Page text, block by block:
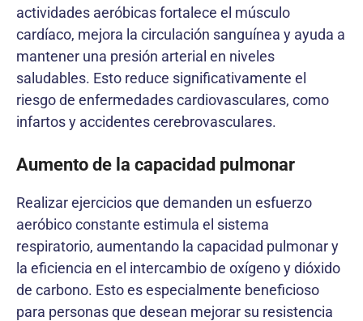
actividades aeróbicas fortalece el músculo
cardíaco, mejora la circulación sanguínea y ayuda a
mantener una presión arterial en niveles
saludables. Esto reduce significativamente el
riesgo de enfermedades cardiovasculares, como
infartos y accidentes cerebrovasculares.
Aumento de la capacidad pulmonar
Realizar ejercicios que demanden un esfuerzo
aeróbico constante estimula el sistema
respiratorio, aumentando la capacidad pulmonar y
la eficiencia en el intercambio de oxígeno y dióxido
de carbono. Esto es especialmente beneficioso
para personas que desean mejorar su resistencia